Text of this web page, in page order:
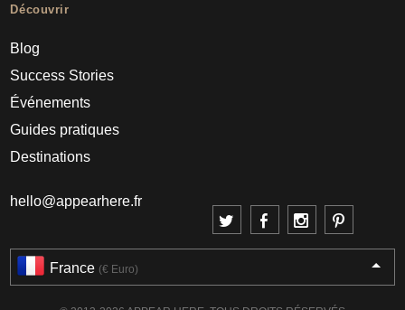
Découvrir
Blog
Success Stories
Événements
Guides pratiques
Destinations
hello@appearhere.fr
France (€ Euro)